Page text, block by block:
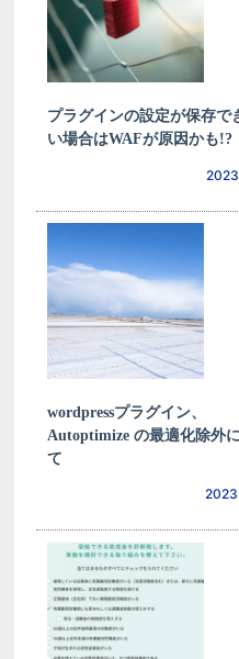
プラグインの設定が保存で
い場合はWAFが原因かも!?
wordpressプラグイン、
Autoptimize の最適化除外
て